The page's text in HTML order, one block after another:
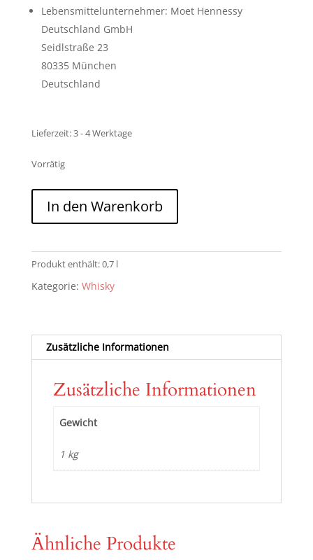
Lebensmittelunternehmer: Moet Hennessy
Deutschland GmbH
Seidlstraße 23
80335 München
Deutschland
Lieferzeit:3 - 4 Werktage
Vorrätig
Traigh
Bhan
Jahre
Batch
Menge
In den Warenkorb
Produkt enthält: 0,7 l
Kategorie: Whisky
Zusätzliche Informationen
Zusätzliche Informationen
Gewicht
1 kg
Ähnliche Produkte